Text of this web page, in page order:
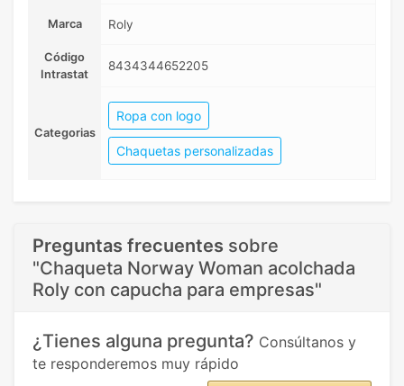
Marca Roly
Código
Intrastat
8434344652205
Categorias
Ropa con logo
Chaquetas personalizadas
Preguntas frecuentes sobre
"Chaqueta Norway Woman acolchada
Roly con capucha para empresas"
¿Tienes alguna pregunta? Consúltanos y
te responderemos muy rápido